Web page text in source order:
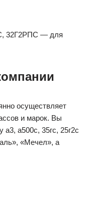
32Г2РПС — для
осуществляет
и марок. Вы
а500с, 35гс, 25г2с
«Мечел», а